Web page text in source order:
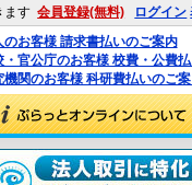
ます 会員登録(無料) ログイン
のお客様 請求書払いのご案内
・官公庁のお客様 校費・公費
機関のお客様 科研費払いのご